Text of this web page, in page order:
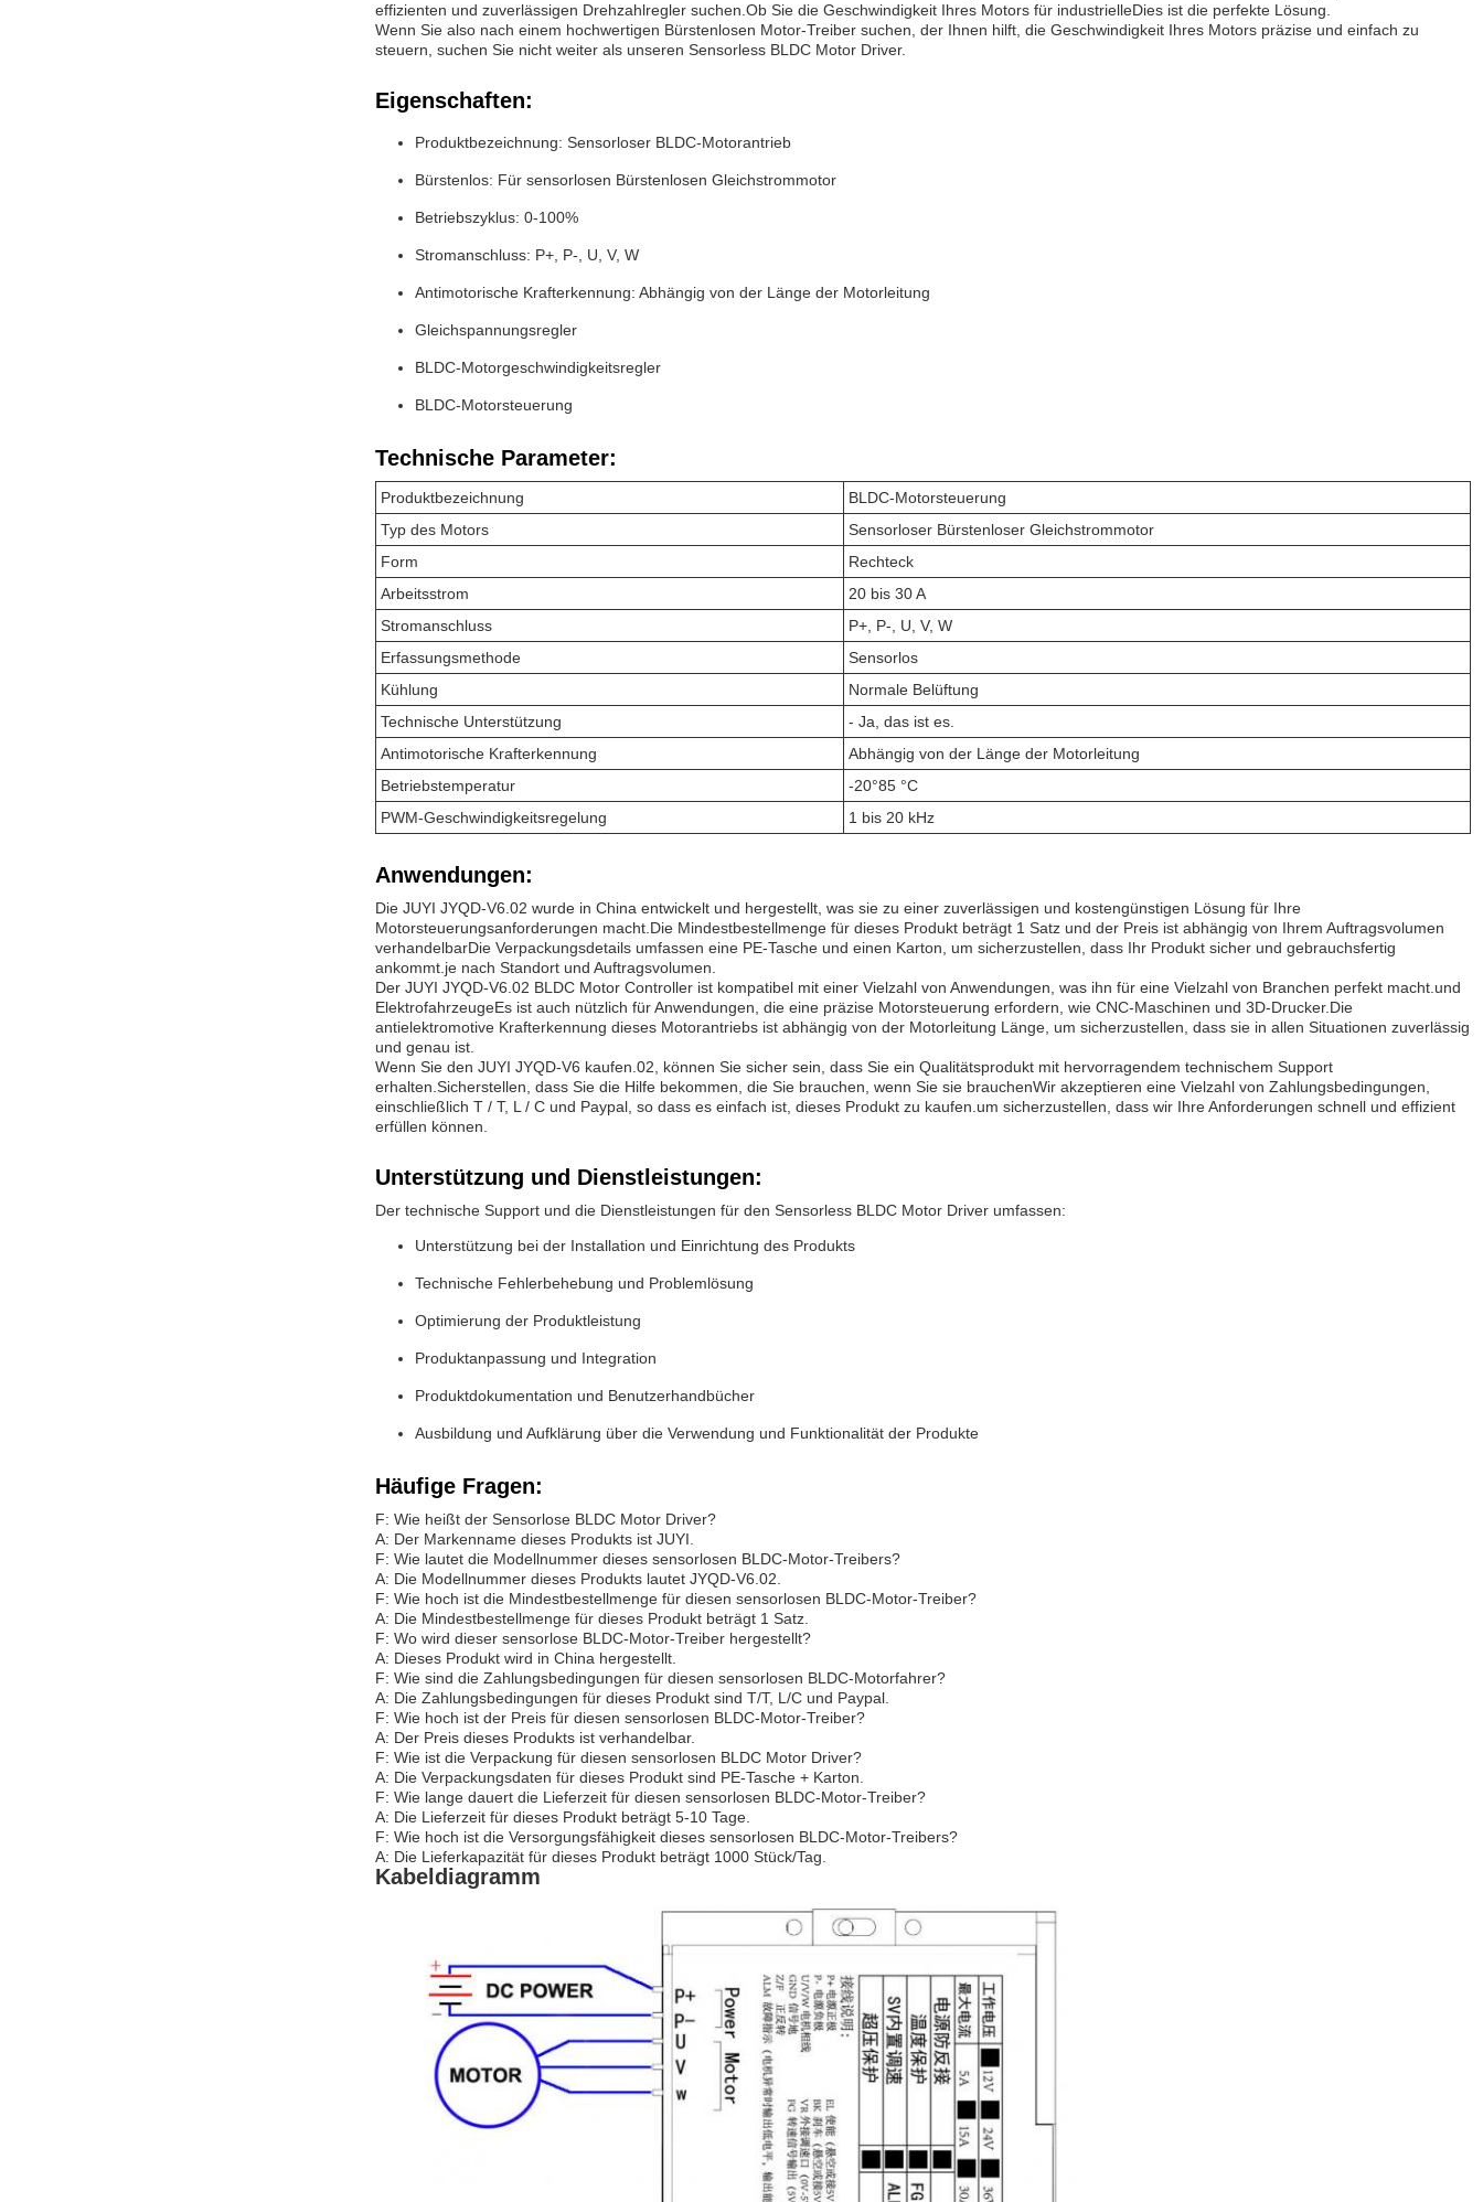
effizienten und zuverlässigen Drehzahlregler suchen.Ob Sie die Geschwindigkeit Ihres Motors für industrielleDies ist die perfekte Lösung.
Wenn Sie also nach einem hochwertigen Bürstenlosen Motor-Treiber suchen, der Ihnen hilft, die Geschwindigkeit Ihres Motors präzise und einfach zu
steuern, suchen Sie nicht weiter als unseren Sensorless BLDC Motor Driver.
Eigenschaften:
Produktbezeichnung: Sensorloser BLDC-Motorantrieb
Bürstenlos: Für sensorlosen Bürstenlosen Gleichstrommotor
Betriebszyklus: 0-100%
Stromanschluss: P+, P-, U, V, W
Antimotorische Krafterkennung: Abhängig von der Länge der Motorleitung
Gleichspannungsregler
BLDC-Motorgeschwindigkeitsregler
BLDC-Motorsteuerung
Technische Parameter:
Produktbezeichnung
BLDC-Motorsteuerung
Typ des Motors
Sensorloser Bürstenloser Gleichstrommotor
Form
Rechteck
Arbeitsstrom
20 bis 30 A
Stromanschluss
P+, P-, U, V, W
Erfassungsmethode
Sensorlos
Kühlung
Normale Belüftung
Technische Unterstützung
- Ja, das ist es.
Antimotorische Krafterkennung
Abhängig von der Länge der Motorleitung
Betriebstemperatur
-20°85 °C
PWM-Geschwindigkeitsregelung
1 bis 20 kHz
Anwendungen:
Die JUYI JYQD-V6.02 wurde in China entwickelt und hergestellt, was sie zu einer zuverlässigen und kostengünstigen Lösung für Ihre
Motorsteuerungsanforderungen macht.Die Mindestbestellmenge für dieses Produkt beträgt 1 Satz und der Preis ist abhängig von Ihrem Auftragsvolumen
verhandelbarDie Verpackungsdetails umfassen eine PE-Tasche und einen Karton, um sicherzustellen, dass Ihr Produkt sicher und gebrauchsfertig
ankommt.je nach Standort und Auftragsvolumen.
Der JUYI JYQD-V6.02 BLDC Motor Controller ist kompatibel mit einer Vielzahl von Anwendungen, was ihn für eine Vielzahl von Branchen perfekt macht.und
ElektrofahrzeugeEs ist auch nützlich für Anwendungen, die eine präzise Motorsteuerung erfordern, wie CNC-Maschinen und 3D-Drucker.Die
antielektromotive Krafterkennung dieses Motorantriebs ist abhängig von der Motorleitung Länge, um sicherzustellen, dass sie in allen Situationen zuverlässig
und genau ist.
Wenn Sie den JUYI JYQD-V6 kaufen.02, können Sie sicher sein, dass Sie ein Qualitätsprodukt mit hervorragendem technischem Support
erhalten.Sicherstellen, dass Sie die Hilfe bekommen, die Sie brauchen, wenn Sie sie brauchenWir akzeptieren eine Vielzahl von Zahlungsbedingungen,
einschließlich T / T, L / C und Paypal, so dass es einfach ist, dieses Produkt zu kaufen.um sicherzustellen, dass wir Ihre Anforderungen schnell und effizient
erfüllen können.
Unterstützung und Dienstleistungen:
Der technische Support und die Dienstleistungen für den Sensorless BLDC Motor Driver umfassen:
Unterstützung bei der Installation und Einrichtung des Produkts
Technische Fehlerbehebung und Problemlösung
Optimierung der Produktleistung
Produktanpassung und Integration
Produktdokumentation und Benutzerhandbücher
Ausbildung und Aufklärung über die Verwendung und Funktionalität der Produkte
Häufige Fragen:
F: Wie heißt der Sensorlose BLDC Motor Driver?
A: Der Markenname dieses Produkts ist JUYI.
F: Wie lautet die Modellnummer dieses sensorlosen BLDC-Motor-Treibers?
A: Die Modellnummer dieses Produkts lautet JYQD-V6.02.
F: Wie hoch ist die Mindestbestellmenge für diesen sensorlosen BLDC-Motor-Treiber?
A: Die Mindestbestellmenge für dieses Produkt beträgt 1 Satz.
F: Wo wird dieser sensorlose BLDC-Motor-Treiber hergestellt?
A: Dieses Produkt wird in China hergestellt.
F: Wie sind die Zahlungsbedingungen für diesen sensorlosen BLDC-Motorfahrer?
A: Die Zahlungsbedingungen für dieses Produkt sind T/T, L/C und Paypal.
F: Wie hoch ist der Preis für diesen sensorlosen BLDC-Motor-Treiber?
A: Der Preis dieses Produkts ist verhandelbar.
F: Wie ist die Verpackung für diesen sensorlosen BLDC Motor Driver?
A: Die Verpackungsdaten für dieses Produkt sind PE-Tasche + Karton.
F: Wie lange dauert die Lieferzeit für diesen sensorlosen BLDC-Motor-Treiber?
A: Die Lieferzeit für dieses Produkt beträgt 5-10 Tage.
F: Wie hoch ist die Versorgungsfähigkeit dieses sensorlosen BLDC-Motor-Treibers?
A: Die Lieferkapazität für dieses Produkt beträgt 1000 Stück/Tag.
Kabeldiagramm